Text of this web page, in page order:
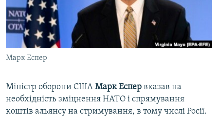
ВІДЕОУРОКИ «ELIFBE»
СВІДЧЕННЯ ОКУПАЦІЇ
УКРАЇНСЬКА ПРОБЛЕМА КРИМУ
ІНФОГРАФІКА
Русский
Qırımtatar
ДОЛУЧАЙСЯ!
Усі сайти RFE/RL
Марк Еспер
Міністр оборони США Марк Еспер вказав на
необхідність зміцнення НАТО і спрямування
коштів альянсу на стримування, в тому числі Росії.